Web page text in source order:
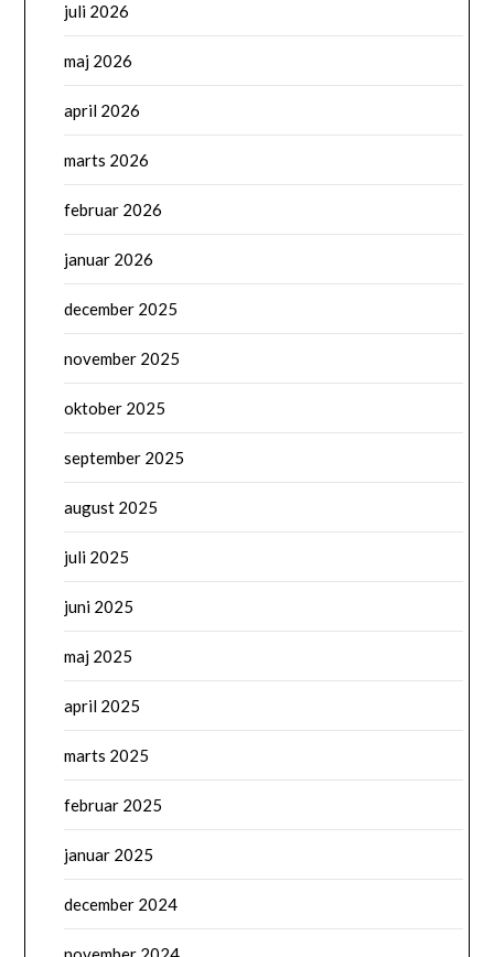
juli 2026
maj 2026
april 2026
marts 2026
februar 2026
januar 2026
december 2025
november 2025
oktober 2025
september 2025
august 2025
juli 2025
juni 2025
maj 2025
april 2025
marts 2025
februar 2025
januar 2025
december 2024